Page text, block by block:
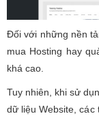
Đối với những nền
mua Hosting hay
khá cao.
Tuy nhiên, khi sử
dữ liệu Website, các